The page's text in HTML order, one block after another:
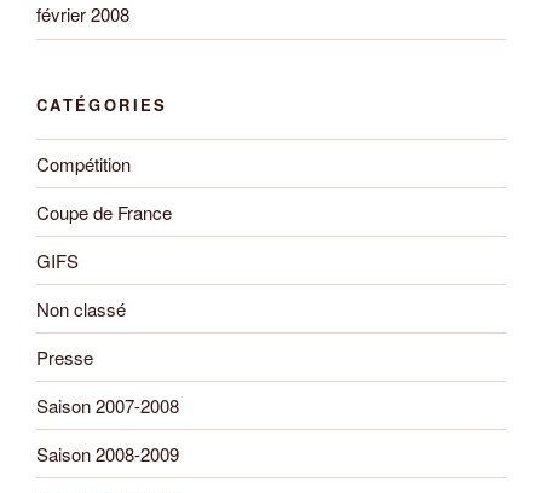
février 2008
CATÉGORIES
Compétition
Coupe de France
GIFS
Non classé
Presse
Saison 2007-2008
Saison 2008-2009